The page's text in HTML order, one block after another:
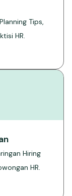
Tips,
HR.
Hiring
HR.